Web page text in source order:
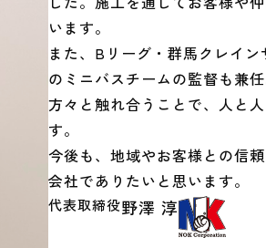
います。
また、Bリーグ・群馬クレイ
のミニバスチームの監督も兼
方々と触れ合うことで、人と
す。
今後も、地域やお客様との信
会社でありたいと思います。
代表取締役野澤 淳